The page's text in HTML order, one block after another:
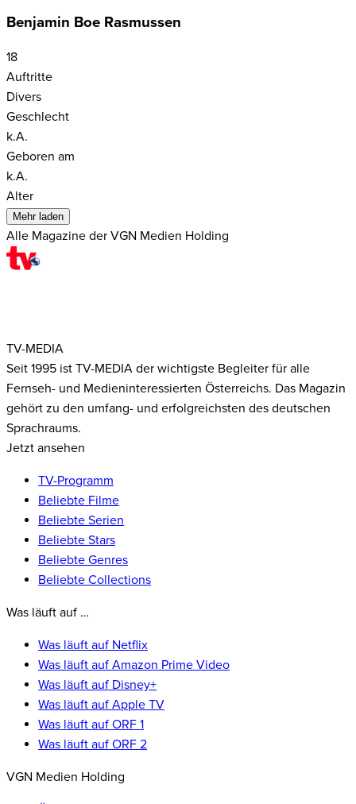
Benjamin Boe Rasmussen
18
Auftritte
Divers
Geschlecht
k.A.
Geboren am
k.A.
Alter
Mehr laden
Alle Magazine der VGN Medien Holding
TV-MEDIA
Seit 1995 ist TV-MEDIA der wichtigste Begleiter für alle
Fernseh- und Medieninteressierten Österreichs. Das Magazin
gehört zu den umfang- und erfolgreichsten des deutschen
Sprachraums.
Jetzt ansehen
TV-Programm
Beliebte Filme
Beliebte Serien
Beliebte Stars
Beliebte Genres
Beliebte Collections
Was läuft auf …
Was läuft auf Netflix
Was läuft auf Amazon Prime Video
Was läuft auf Disney+
Was läuft auf Apple TV
Was läuft auf ORF 1
Was läuft auf ORF 2
VGN Medien Holding